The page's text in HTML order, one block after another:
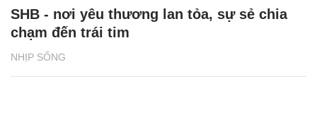
NHỊP SỐNG
SHB - nơi yêu thương lan tỏa, sự sẻ chia
chạm đến trái tim